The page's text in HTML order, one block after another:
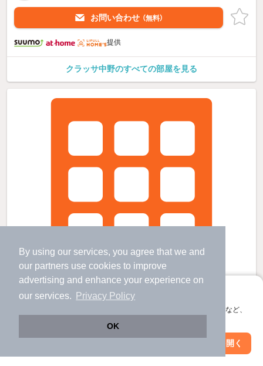
By using our services, you agree that we and
our partners use cookies to improve
advertising and enhance your experience on
our services.
Privacy Policy
OK
アプリに切り替えて、サクサクお部屋探し
会員登録なしですぐ使える。マップ検索やお気に入り保存など、
アプリを開く
お問い合わせ （無料）
提供
クラッサ中野のすべての部屋を見る
絞り込み条件を変更